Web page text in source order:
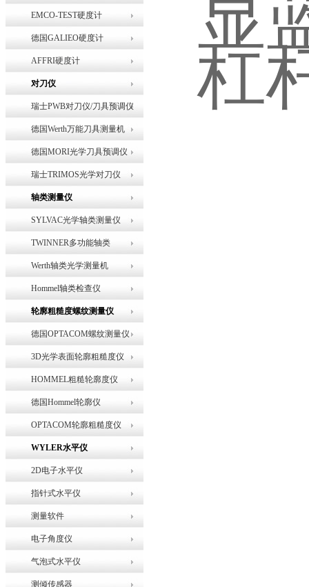
EMCO-TEST硬度计
德国GALIEO硬度计
AFFRI硬度计
对刀仪
瑞士PWB对刀仪/刀具预调仪
德国Werth万能刀具测量机
德国MORI光学刀具预调仪
瑞士TRIMOS光学对刀仪
轴类测量仪
SYLVAC光学轴类测量仪
TWINNER多功能轴类
Werth轴类光学测量机
Hommel轴类检查仪
轮廓粗糙度螺纹测量仪
德国OPTACOM螺纹测量仪
3D光学表面轮廓粗糙度仪
HOMMEL粗糙轮廓度仪
德国Hommel轮廓仪
OPTACOM轮廓粗糙度仪
WYLER水平仪
2D电子水平仪
指针式水平仪
测量软件
电子角度仪
气泡式水平仪
测倾传感器